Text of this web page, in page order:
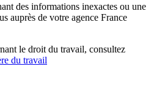
des informations inexactes ou une
auprès de votre agence France
le droit du travail, consultez
du travail